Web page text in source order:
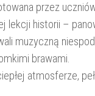
przez
historii –
muzyczną
brawami.
atmosferze,